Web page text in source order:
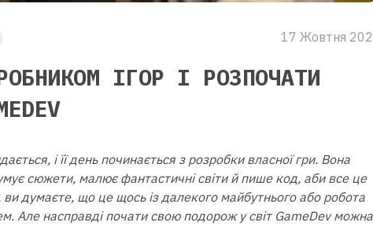
17 Жовтня
ІГОР І РОЗПОЧАТИ
і її день починається з розробки власної гри. Вона
сюжети, малює фантастичні світи й пише код, аби все це
думаєте, що це щось із далекого майбутнього або робота
Але насправді почати свою подорож у світ GameDev можна